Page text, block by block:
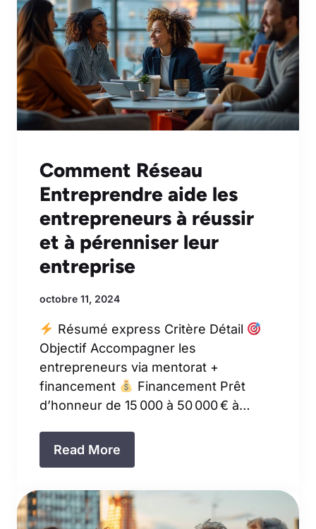
Comment Réseau
Entreprendre aide les
entrepreneurs à réussir
et à pérenniser leur
entreprise
octobre 11, 2024
Résumé express Critère Détail
Objectif Accompagner les
entrepreneurs via mentorat +
financement
Financement Prêt
d’honneur de 15 000 à 50 000 € à…
Read More